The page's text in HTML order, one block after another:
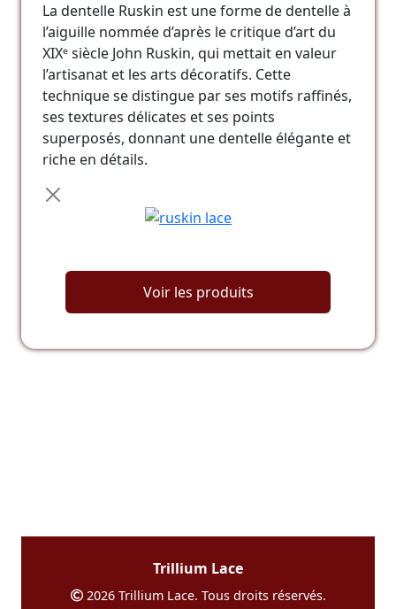
La dentelle Ruskin est une forme de dentelle à
l’aiguille nommée d’après le critique d’art du
XIXᵉ siècle John Ruskin, qui mettait en valeur
l’artisanat et les arts décoratifs. Cette
technique se distingue par ses motifs raffinés,
ses textures délicates et ses points
superposés, donnant une dentelle élégante et
riche en détails.
Voir les produits
Trillium Lace
2026 Trillium Lace. Tous droits réservés.